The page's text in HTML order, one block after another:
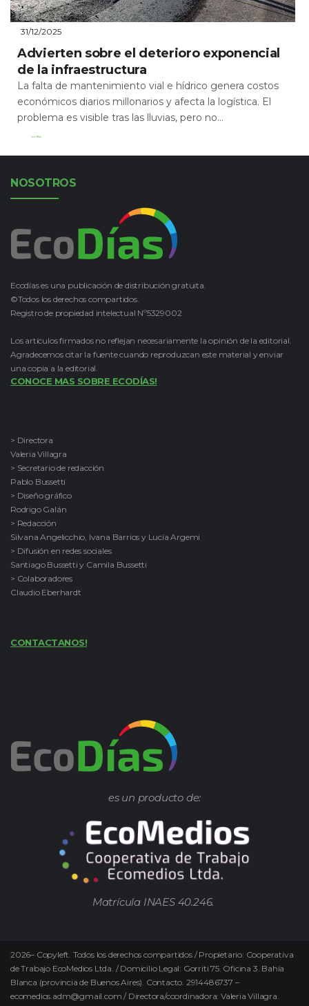
31/12/2025
Advierten sobre el deterioro exponencial
de la infraestructura
La falta de mantenimiento vial e hídrico genera costos
económicos diarios millonarios y afecta la logística. El
problema es visible tras las lluvias, pero no...
Leer Más
NOSOTROS
Ecodías es una publicación de distribución gratuita.
©Todos los derechos compartidos.
Registro de propiedad intelectual Nº5329002
Los artículos firmados no reflejan necesariamente la opinión de la editorial.
Agradecemos citar la fuente cuando reproduzcan este material y enviar
una copia a la editorial.
CONOCE MAS SOBRE ECODÍAS!
> Directora
Valeria Villagra
> Secretario de redacción
Pablo Bussetti
> Diseño gráfico
Rodrigo Galán
> Redacción
Silvana Angelicchio, Ivana Barrios y Lucía Argemi
> Difusión en redes sociales
Santiago Bussetti y Camila Bussetti
> Colaboradores
Claudio Eberhardt
CONTACTANOS!
es un producto de:
Matrícula INAES 40.246.
2026– Copyleft. Todos los derechos compartidos / Propietario: Cooperativa
de Trabajo EcoMedios Ltda. / Domicilio Legal: Gorriti 75. Oficina 3. Bahía
Blanca (provincia de Buenos Aires). Contacto. 2914486737 –
ecomedios.adm@gmail.com / Directora/coordinadora: Valeria Villagra.